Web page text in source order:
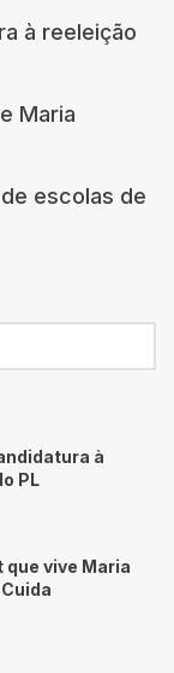
à reeleição
Maria
escolas de
à
PL
vive Maria